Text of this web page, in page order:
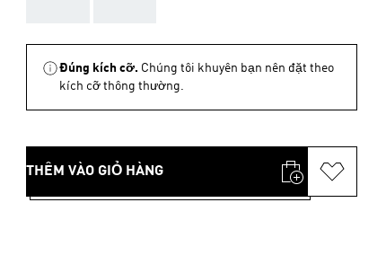
Đúng kích cỡ. Chúng tôi khuyên bạn nên đặt theo
kích cỡ thông thường.
THÊM VÀO GIỎ HÀNG